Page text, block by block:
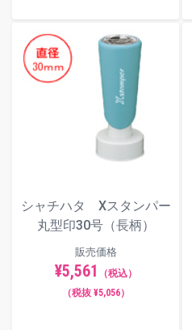
シャチハタ Xスタンパー
丸型印30号（長柄）
販売価格
¥5,561
（税込）
（税抜 ¥5,056）